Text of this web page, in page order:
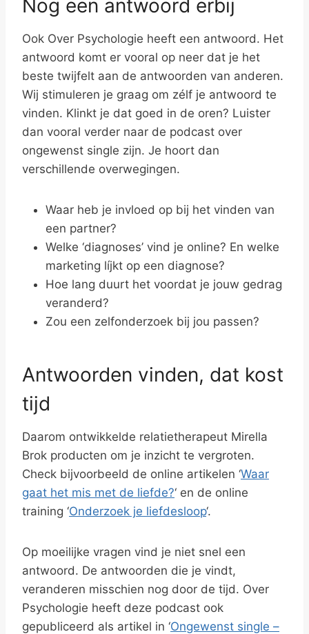
Nog een antwoord erbij
Ook Over Psychologie heeft een antwoord. Het
antwoord komt er vooral op neer dat je het
beste twijfelt aan de antwoorden van anderen.
Wij stimuleren je graag om zélf je antwoord te
vinden. Klinkt je dat goed in de oren? Luister
dan vooral verder naar de podcast over
ongewenst single zijn. Je hoort dan
verschillende overwegingen.
Waar heb je invloed op bij het vinden van
een partner?
Welke ‘diagnoses’ vind je online? En welke
marketing líjkt op een diagnose?
Hoe lang duurt het voordat je jouw gedrag
veranderd?
Zou een zelfonderzoek bij jou passen?
Antwoorden vinden, dat kost
tijd
Daarom ontwikkelde relatietherapeut Mirella
Brok producten om je inzicht te vergroten.
Check bijvoorbeeld de online artikelen ‘Waar
gaat het mis met de liefde?‘ en de online
training ‘Onderzoek je liefdesloop‘.
Op moeilijke vragen vind je niet snel een
antwoord. De antwoorden die je vindt,
veranderen misschien nog door de tijd. Over
Psychologie heeft deze podcast ook
gepubliceerd als artikel in ‘Ongewenst single –